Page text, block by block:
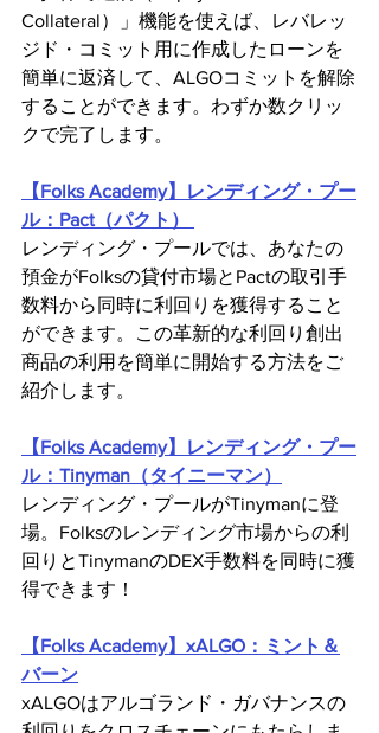
Collateral）」機能を使えば、レバレッ
ジド・コミット用に作成したローンを
簡単に返済して、ALGOコミットを解除
することができます。わずか数クリッ
クで完了します。
【Folks Academy】レンディング・プー
ル：Pact（パクト）
レンディング・プールでは、あなたの
預金がFolksの貸付市場とPactの取引手
数料から同時に利回りを獲得すること
ができます。この革新的な利回り創出
商品の利用を簡単に開始する方法をご
紹介します。
【Folks Academy】レンディング・プー
ル：Tinyman（タイニーマン）
レンディング・プールがTinymanに登
場。Folksのレンディング市場からの利
回りとTinymanのDEX手数料を同時に獲
得できます！
【Folks Academy】xALGO：ミント＆
バーン
xALGOはアルゴランド・ガバナンスの